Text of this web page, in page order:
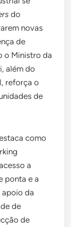
do
novas
de
o Ministro da
além do
reforça o
de
como
a
ponta e a
da
de
de